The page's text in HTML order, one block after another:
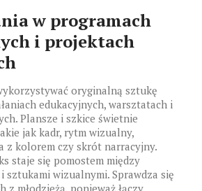
w programach
i projektach
oryginalną sztukę
edukacyjnych, warsztatach i
Plansze i szkice świetnie
jak kadr, rytm wizualny,
z kolorem czy skrót narracyjny.
staje się pomostem między
wizualnymi. Sprawdza się
z młodzieżą, ponieważ łączy